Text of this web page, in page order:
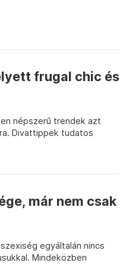
frugal chic és
népszerű trendek azt
Divattippek tudatos
már nem csak
egyáltalán nincs
Mindeközben